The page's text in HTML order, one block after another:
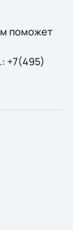
поможет
+7(495)